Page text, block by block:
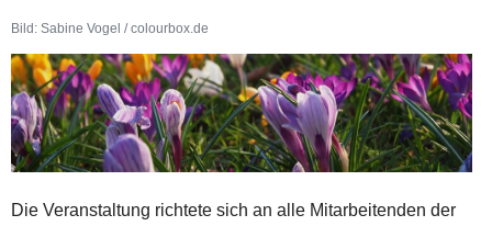
Bild: Sabine Vogel / colourbox.de
Die Veranstaltung richtete sich an alle Mitarbeitenden der